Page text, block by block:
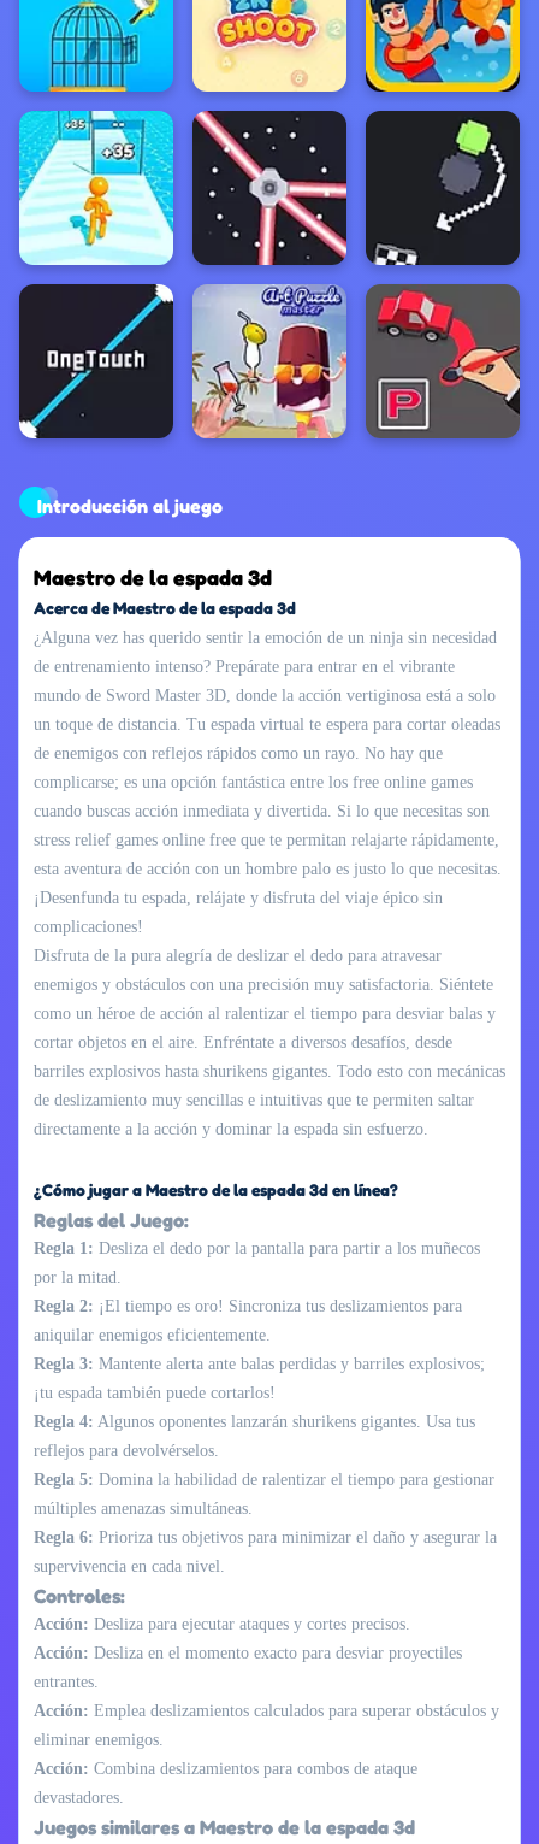
Introducción al juego
Maestro de la espada 3d
Acerca de Maestro de la espada 3d
¿Alguna vez has querido sentir la emoción de un ninja sin necesidad
de entrenamiento intenso? Prepárate para entrar en el vibrante
mundo de Sword Master 3D, donde la acción vertiginosa está a solo
un toque de distancia. Tu espada virtual te espera para cortar oleadas
de enemigos con reflejos rápidos como un rayo. No hay que
complicarse; es una opción fantástica entre los free online games
cuando buscas acción inmediata y divertida. Si lo que necesitas son
stress relief games online free que te permitan relajarte rápidamente,
esta aventura de acción con un hombre palo es justo lo que necesitas.
¡Desenfunda tu espada, relájate y disfruta del viaje épico sin
complicaciones!
Disfruta de la pura alegría de deslizar el dedo para atravesar
enemigos y obstáculos con una precisión muy satisfactoria. Siéntete
como un héroe de acción al ralentizar el tiempo para desviar balas y
cortar objetos en el aire. Enfréntate a diversos desafíos, desde
barriles explosivos hasta shurikens gigantes. Todo esto con mecánicas
de deslizamiento muy sencillas e intuitivas que te permiten saltar
directamente a la acción y dominar la espada sin esfuerzo.
¿Cómo jugar a Maestro de la espada 3d en línea?
Reglas del Juego:
Regla 1: Desliza el dedo por la pantalla para partir a los muñecos
por la mitad.
Regla 2: ¡El tiempo es oro! Sincroniza tus deslizamientos para
aniquilar enemigos eficientemente.
Regla 3: Mantente alerta ante balas perdidas y barriles explosivos;
¡tu espada también puede cortarlos!
Regla 4: Algunos oponentes lanzarán shurikens gigantes. Usa tus
reflejos para devolvérselos.
Regla 5: Domina la habilidad de ralentizar el tiempo para gestionar
múltiples amenazas simultáneas.
Regla 6: Prioriza tus objetivos para minimizar el daño y asegurar la
supervivencia en cada nivel.
Controles:
Acción: Desliza para ejecutar ataques y cortes precisos.
Acción: Desliza en el momento exacto para desviar proyectiles
entrantes.
Acción: Emplea deslizamientos calculados para superar obstáculos y
eliminar enemigos.
Acción: Combina deslizamientos para combos de ataque
devastadores.
Juegos similares a Maestro de la espada 3d